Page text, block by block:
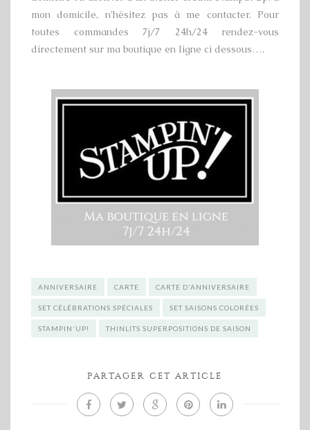
mon domicile, n’hésitez pas à me contacter. Pour
toutes commandes 7j/7 24h/24 rendez-vous
directement sur ma boutique en ligne ci dessous….
ANNIVERSAIRE CARTE CARTE D'ANNIVERSAIRE
SET CÉLÉBRATIONS SPÉCIALES SET SAISONS COLORÉES
STAMPIN'UP! THINLITS SUPERPOSITIONS DE SAISON
PARTAGER CET ARTICLE